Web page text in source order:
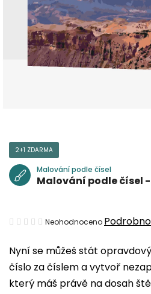
Nyní se můžeš stát
číslo za číslem a vytvoř
který máš právě na dosah
2+1 ZDARMA
Malování podle čísel
Malování podle čísel
Průměrné
produktu
je
0,0
Neohodnoceno